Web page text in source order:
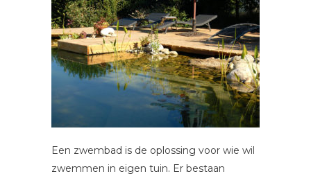
Een zwembad is de oplossing voor wie wil
zwemmen in eigen tuin. Er bestaan